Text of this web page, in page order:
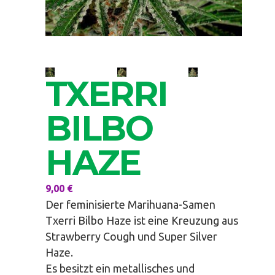
TXERRI
BILBO
HAZE
9,00 €
Der feminisierte Marihuana-Samen
Txerri Bilbo Haze ist eine Kreuzung aus
Strawberry Cough und Super Silver
Haze.
Es besitzt ein metallisches und